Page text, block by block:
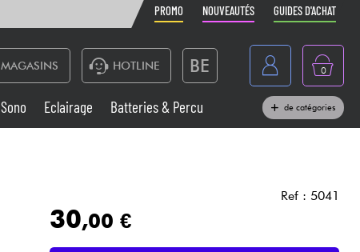
PROMO NOUVEAUTÉS GUIDES D'ACHAT
MAGASINS HOTLINE BE
België
Nederland
0
Sono
Sono Eclairage Batteries & Percu de catégories
Ref : 5041
30,00 €